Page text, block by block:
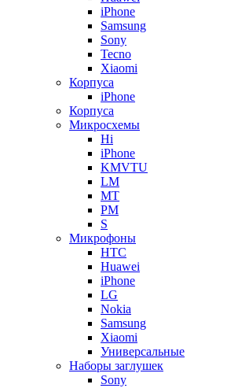
iPhone
Samsung
Sony
Tecno
Xiaomi
Корпуса
iPhone
Корпуса
Микросхемы
Hi
iPhone
KMVTU
LM
MT
PM
S
Микрофоны
HTC
Huawei
iPhone
LG
Nokia
Samsung
Xiaomi
Универсальные
Наборы заглушек
Sony